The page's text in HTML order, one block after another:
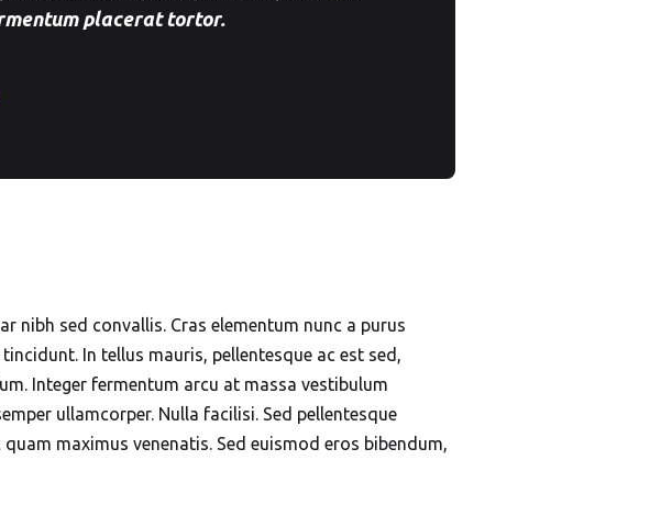
placerat tortor.
nibh sed convallis. Cras elementum nunc a purus
In tellus mauris, pellentesque ac est sed,
Integer fermentum arcu at massa vestibulum
ullamcorper. Nulla facilisi. Sed pellentesque
maximus venenatis. Sed euismod eros bibendum,